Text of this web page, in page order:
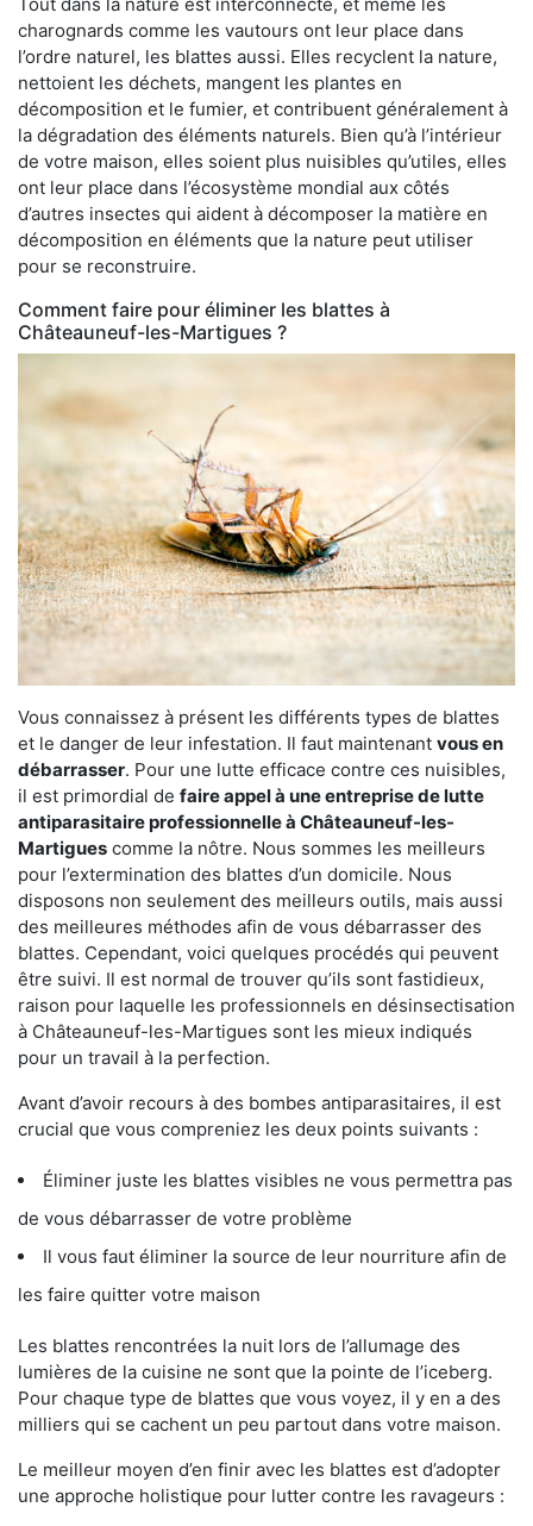
Tout dans la nature est interconnecté, et même les
charognards comme les vautours ont leur place dans
l’ordre naturel, les blattes aussi. Elles recyclent la nature,
nettoient les déchets, mangent les plantes en
décomposition et le fumier, et contribuent généralement à
la dégradation des éléments naturels. Bien qu’à l’intérieur
de votre maison, elles soient plus nuisibles qu’utiles, elles
ont leur place dans l’écosystème mondial aux côtés
d’autres insectes qui aident à décomposer la matière en
décomposition en éléments que la nature peut utiliser
pour se reconstruire.
Comment faire pour éliminer les blattes à
Châteauneuf-les-Martigues ?
Vous connaissez à présent les différents types de blattes
et le danger de leur infestation. Il faut maintenant vous en
débarrasser. Pour une lutte efficace contre ces nuisibles,
il est primordial de faire appel à une entreprise de lutte
antiparasitaire professionnelle à Châteauneuf-les-
Martigues comme la nôtre. Nous sommes les meilleurs
pour l’extermination des blattes d’un domicile. Nous
disposons non seulement des meilleurs outils, mais aussi
des meilleures méthodes afin de vous débarrasser des
blattes. Cependant, voici quelques procédés qui peuvent
être suivi. Il est normal de trouver qu’ils sont fastidieux,
raison pour laquelle les professionnels en désinsectisation
à Châteauneuf-les-Martigues sont les mieux indiqués
pour un travail à la perfection.
Avant d’avoir recours à des bombes antiparasitaires, il est
crucial que vous compreniez les deux points suivants :
Éliminer juste les blattes visibles ne vous permettra pas
de vous débarrasser de votre problème
Il vous faut éliminer la source de leur nourriture afin de
les faire quitter votre maison
Les blattes rencontrées la nuit lors de l’allumage des
lumières de la cuisine ne sont que la pointe de l’iceberg.
Pour chaque type de blattes que vous voyez, il y en a des
milliers qui se cachent un peu partout dans votre maison.
Le meilleur moyen d’en finir avec les blattes est d’adopter
une approche holistique pour lutter contre les ravageurs :